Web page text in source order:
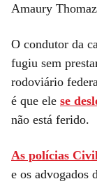
Amaury
O condutor da
fugiu sem
rodoviário
é que ele se
não está ferido.
As polícias
e os advogados